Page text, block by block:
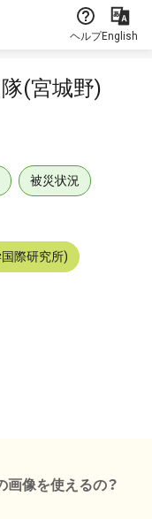
ヘルプEnglish
(宮城野)
被災状況
際研究所)
画像を使えるの？